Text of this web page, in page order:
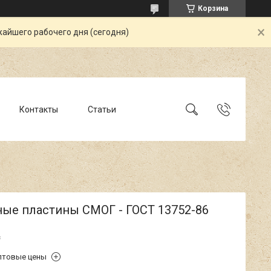
Корзина
рабочего дня (сегодня)
Контакты Статьи
пластины СМОГ - ГОСТ 13752-86
цены